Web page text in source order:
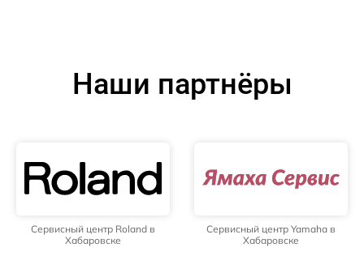
Наши партнёры
Сервисный центр Roland в
Хабаровске
Сервисный центр Yamaha в
Хабаровске